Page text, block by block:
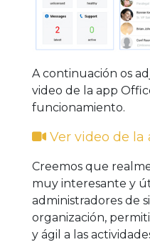
A continuación os
video de la app
funcionamiento.
Ver video de la
Creemos que
muy interesante y
administradores de
organización,
y ágil a las